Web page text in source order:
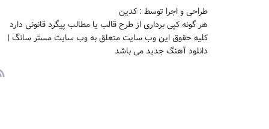
طراحی و اجرا توسط : کدین
هر گونه کپی برداری از طرح قالب یا مطالب پیگرد قانونی دارد
کلیه حقوق این وب سایت متعلق به وب سایت مستر سانگ |
دانلود آهنگ جدید می باشد